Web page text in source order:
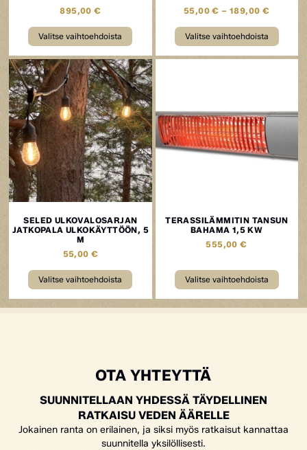
895,00€
Valitse vaihtoehdoista
55,00€ – 189,00 €
Valitse vaihtoehdoista
SELED ULKOVALOSARJAN
JATKOPALA ULKOKÄYTTÖÖN, 5
M
55,00 €
Valitse vaihtoehdoista
TERASSILÄMMITIN TANSUN
BAHAMA 1,5 KW
555,00€
Valitse vaihtoehdoista
OTA YHTEYTTÄ
SUUNNITELLAAN YHDESSÄ TÄYDELLINEN
RATKAISU VEDEN ÄÄRELLE
Jokainen ranta on erilainen, ja siksi myös ratkaisut kannattaa
suunnitella yksilöllisesti.